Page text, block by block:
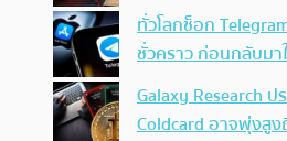
ทั่วโลกช็อก
ชั่วคราว ก่อนกลับมา
Galaxy Research ป
Coldcard อาจพุ่งสู